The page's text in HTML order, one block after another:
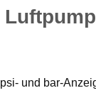
und bar-